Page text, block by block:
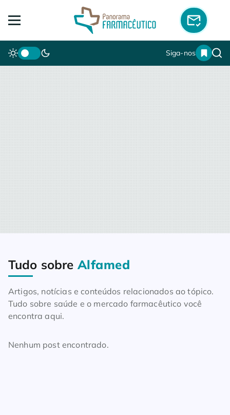
Siga-nos
Home Blog Tudo sobre Alfamed
Tudo sobre Alfamed
Artigos, notícias e conteúdos relacionados ao tópico.
Tudo sobre saúde e o mercado farmacêutico você
encontra aqui.
Nenhum post encontrado.